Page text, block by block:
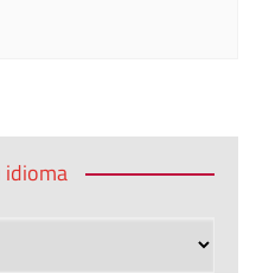
idioma